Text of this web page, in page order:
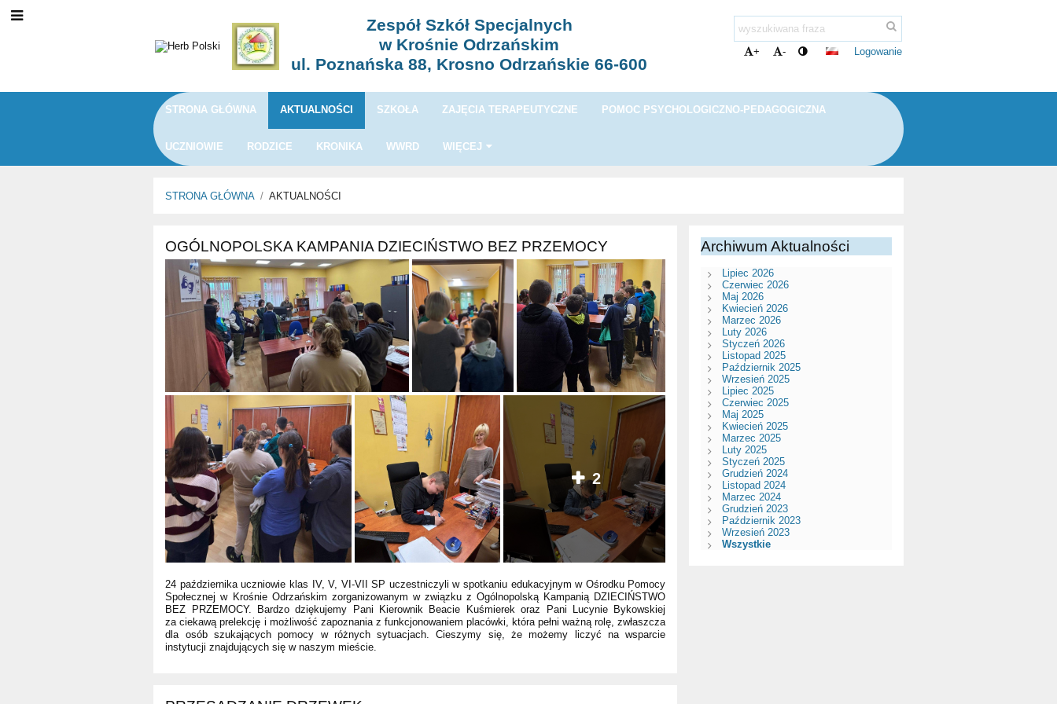
Zespół Szkół Specjalnych
w Krośnie Odrzańskim
ul. Poznańska 88, Krosno Odrzańskie 66-600
+ - Logowanie
STRONA GŁÓWNA AKTUALNOŚCI SZKOŁA ZAJĘCIA TERAPEUTYCZNE POMOC PSYCHOLOGICZNO-PEDAGOGICZNA
UCZNIOWIE RODZICE KRONIKA WWRD WIĘCEJ
STRONA GŁÓWNA / AKTUALNOŚCI
Aktualności
OGÓLNOPOLSKA KAMPANIA DZIECIŃSTWO BEZ PRZEMOCY
2
24 października uczniowie klas IV, V, VI-VII SP uczestniczyli w spotkaniu edukacyjnym w Ośrodku Pomocy
Społecznej w Krośnie Odrzańskim zorganizowanym w związku z Ogólnopolską Kampanią DZIECIŃSTWO
BEZ PRZEMOCY. Bardzo dziękujemy Pani Kierownik Beacie Kuśmierek oraz Pani Lucynie Bykowskiej
za ciekawą prelekcję i możliwość zapoznania z funkcjonowaniem placówki, która pełni ważną rolę, zwłaszcza
dla osób szukających pomocy w różnych sytuacjach. Cieszymy się, że możemy liczyć na wsparcie
instytucji znajdujących się w naszym mieście.
Archiwum Aktualności
Lipiec 2026
Czerwiec 2026
Maj 2026
Kwiecień 2026
Marzec 2026
Luty 2026
Styczeń 2026
Listopad 2025
Październik 2025
Wrzesień 2025
Lipiec 2025
Czerwiec 2025
Maj 2025
Kwiecień 2025
Marzec 2025
Luty 2025
Styczeń 2025
Grudzień 2024
Listopad 2024
Marzec 2024
Grudzień 2023
Październik 2023
Wrzesień 2023
Wszystkie